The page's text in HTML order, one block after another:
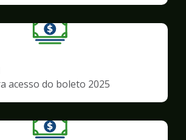
acesso do boleto 2025